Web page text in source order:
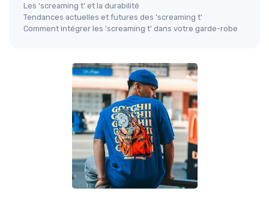
Les 'screaming t' et la durabilité
Tendances actuelles et futures des 'screaming t'
Comment intégrer les 'screaming t' dans votre garde-robe